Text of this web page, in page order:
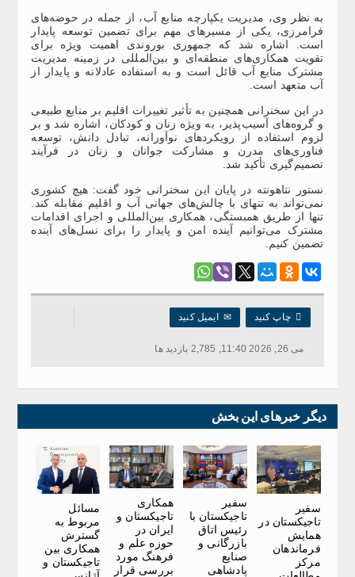
به نظر وی، مدیریت یکپارچه منابع آب، از جمله در حوضه‌های
فرامرزی، یکی از مسیرهای مهم برای تضمین توسعه پایدار
است. اشاره شد که جمهوری بوروندی اهمیت ویژه‌ برای
تقویت همکاری‌های منطقه‌ای و بین‌المللی در زمینه مدیریت
مشترک منابع آب قائل است و به استفاده عادلانه و پایدار از
آب متعهد است.
در این سخنرانی همچنین به تأثیر تغییرات اقلیم بر منابع طبیعی
و گروه‌های آسیب‌پذیر، به ویژه زنان و کودکان، اشاره شد و بر
لزوم استفاده از رویکردهای نوآورانه، تبادل دانش، توسعه
فناوری‌های مدرن و مشارکت جوانان و زنان در فرآیند
تصمیم‌گیری تأکید شد.
نستور نتاهونته در پایان این سخنرانی خود گفت: هیچ کشوری
نمی‌تواند به تنهای با چالش‌های جهانی آب و اقلیم مقابله کند.
تنها از طریق همبستگی، همکاری بین‌المللی و اجرای اقدامات
مشترک می‌توانیم آینده‌ امن و پایدار را برای نسل‌های آینده
تضمین کنیم.
 چاپ کنید ✉ایمیل کنید
می 26, 2026 11:40, 2,785 بازدید ها
دیگر خبرهای این بخش
سفیر
تاجیکستان در
همایش
فرماندهان
مرکز
سفیر
تاجیکستان با
رئیس اتاق
بازرگانی و
صنایع
پادشاهی
همکاری
تاجیکستان و
ایران در
حوزه علم و
فرهنگ مورد
بررسی قرار
مسائل
مربوط به
گسترش
همکاری بین
تاجیکستان و